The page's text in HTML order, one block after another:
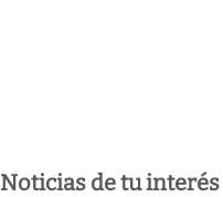
Noticias de tu interés